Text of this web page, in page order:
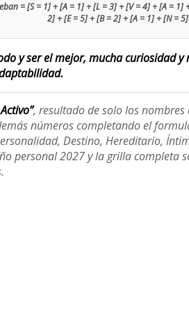
= [S = 1] + [A = 1] + [L = 3] + [V = 4] + [A =
2] + [E = 5] + [B = 2] + [A = 1] + [N =
y ser el mejor, mucha curiosidad
, resultado de solo los
números completando el
Destino, Hereditario,
personal 2027 y la grilla completa